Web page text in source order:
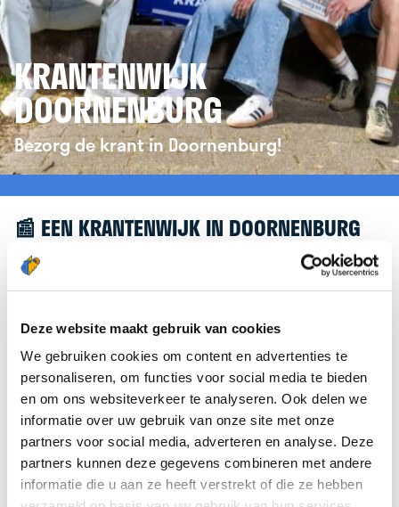
Deze website maakt gebruik van cookies
We gebruiken cookies om content en advertenties te
personaliseren, om functies voor social media te bieden
en om ons websiteverkeer te analyseren. Ook delen we
informatie over uw gebruik van onze site met onze
partners voor social media, adverteren en analyse. Deze
partners kunnen deze gegevens combineren met andere
informatie die u aan ze heeft verstrekt of die ze hebben
KRANTENWIJK
DOORNENBURG
Bezorg de krant in Doornenburg!
📰 EEN KRANTENWIJK IN DOORNENBURG
Leuk dat je geïnteresseerd bent in een
krantenwijk in Doornenburg! Om je verder te
website vankrantenbezorgen.nl. Daar kun je je
eenvoudig aanmelden om de krant te bezorgen in
Doornenburg.
We hopen dat je snel aan de slag kunt en wensen
je veel succes! 🚴‍♂️💨